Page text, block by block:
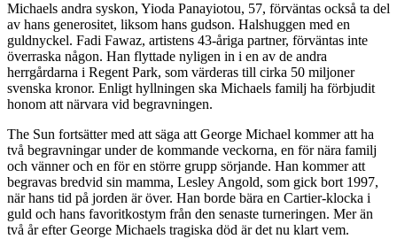
Michaels andra syskon, Yioda Panayiotou, 57, förväntas också ta del
av hans generositet, liksom hans gudson. Halshuggen med en
guldnyckel. Fadi Fawaz, artistens 43-åriga partner, förväntas inte
överraska någon. Han flyttade nyligen in i en av de andra
herrgårdarna i Regent Park, som värderas till cirka 50 miljoner
svenska kronor. Enligt hyllningen ska Michaels familj ha förbjudit
honom att närvara vid begravningen.
The Sun fortsätter med att säga att George Michael kommer att ha
två begravningar under de kommande veckorna, en för nära familj
och vänner och en för en större grupp sörjande. Han kommer att
begravas bredvid sin mamma, Lesley Angold, som gick bort 1997,
när hans tid på jorden är över. Han borde bära en Cartier-klocka i
guld och hans favoritkostym från den senaste turneringen. Mer än
två år efter George Michaels tragiska död är det nu klart vem.